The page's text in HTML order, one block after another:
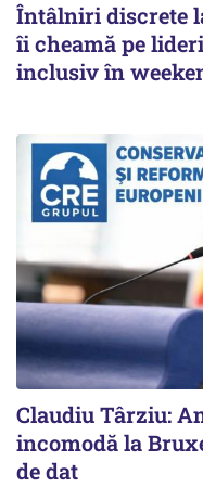
Întâlniri discrete
îi cheamă pe
inclusiv în
Claudiu Târziu:
incomodă la
de dat